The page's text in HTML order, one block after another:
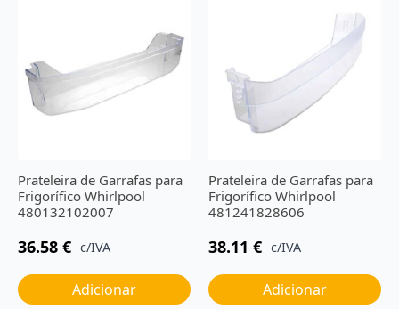
Prateleira de Garrafas para
Frigorífico Whirlpool
480132102007
36.58 € c/IVA
Adicionar
Prateleira de Garrafas para
Frigorífico Whirlpool
481241828606
38.11 € c/IVA
Adicionar